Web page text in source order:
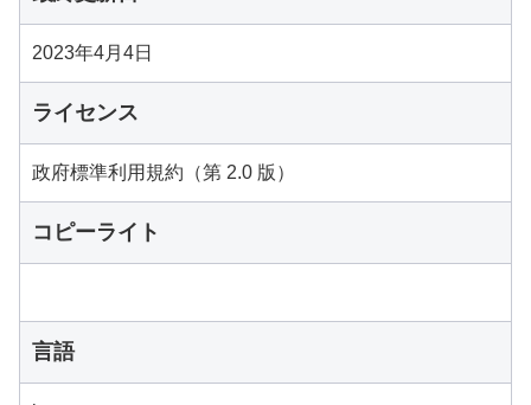
2023年4月4日
ライセンス
政府標準利用規約（第 2.0 版）
コピーライト
言語